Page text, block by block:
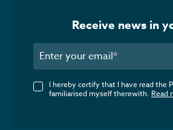
Receive news in
I hereby certify that I have read the
familiarised myself therewith. Read